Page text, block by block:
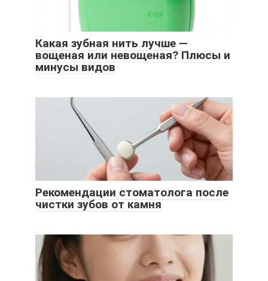
Какая зубная нить лучше —
вощеная или невощеная? Плюсы и
минусы видов
Рекомендации стоматолога после
чистки зубов от камня